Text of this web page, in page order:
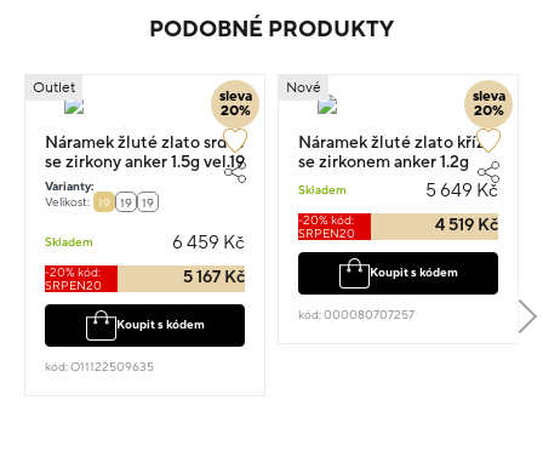
PODOBNÉ PRODUKTY
sleva
20%
Outlet
Náramek žluté zlato srdce
se zirkony anker 1.5g vel.19
Varianty:
Velikost:
19 19 19
Skladem 6 459 Kč
-20% kód:
SRPEN20
5 167 Kč
Koupit s kódem
kód: O11122509635
sleva
20%
Nové
Náramek žluté zlato kříž
se zirkonem anker 1.2g
Skladem 5 649 Kč
-20% kód:
SRPEN20
4 519 Kč
Koupit s kódem
kód: 000080707257